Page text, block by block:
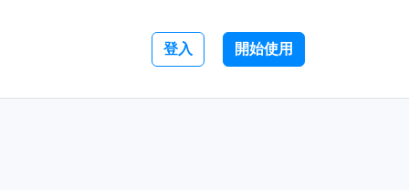
登入 開始使用